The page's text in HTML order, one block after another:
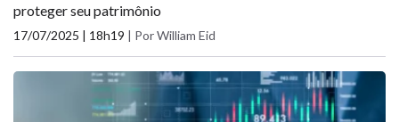
proteger seu patrimônio
17/07/2025 | 18h19 | Por William Eid